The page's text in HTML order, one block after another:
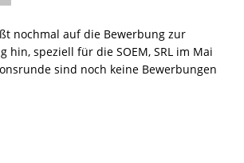
nochmal auf die Bewerbung zur
hin, speziell für die SOEM, SRL im Mai
sind noch keine Bewerbungen